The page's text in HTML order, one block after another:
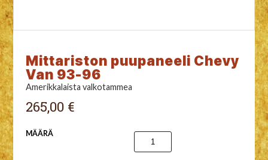
Mittariston puupaneeli Chevy
Van 93-96
Amerikkalaista valkotammea
265,00 €
MÄÄRÄ